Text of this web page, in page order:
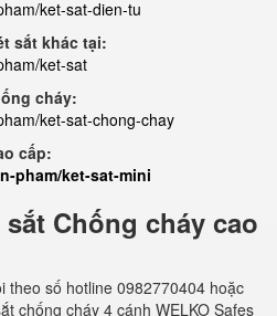
ket-sat-dien-tu
sắt khác tại:
ket-sat
cháy:
ket-sat-chong-chay
cấp:
pham/ket-sat-mini
Chống cháy cao
theo số hotline 0982770404 hoặc
chống cháy 4 cánh WELKO Safes